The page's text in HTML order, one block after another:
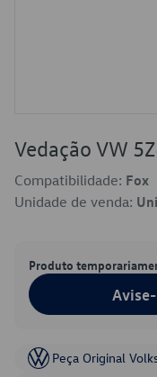
Vedação VW
Compatibilidade: Fox
Unidade de venda:
Produto
Peça Original